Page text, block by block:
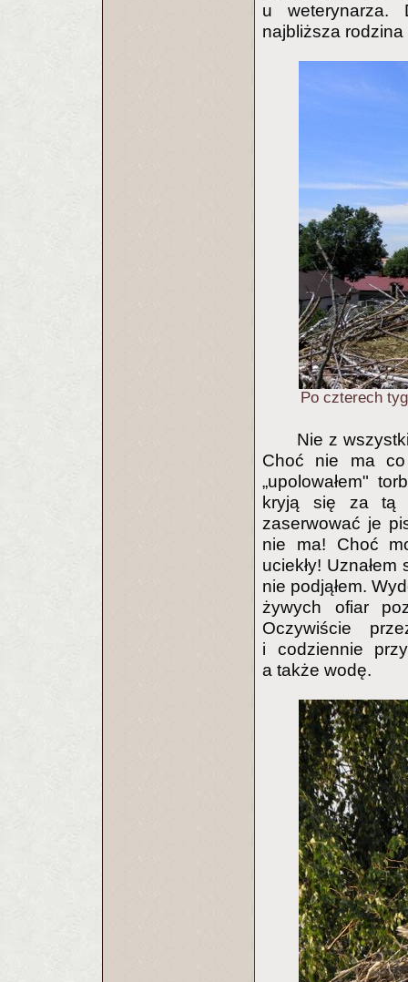
u weterynarza.
najbliższa
Po czterech
Nie z
Choć nie ma co
„upolowałem"
kryją się za tą
zaserwować je
nie ma! Choć
uciekły!
nie podjąłem.
żywych ofiar
Oczywiście
i codziennie
a także wodę.